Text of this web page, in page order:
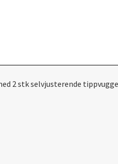
2 stk selvjusterende